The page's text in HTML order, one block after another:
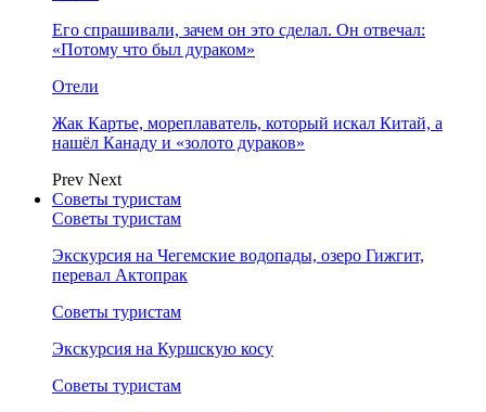
Его спрашивали, зачем он это сделал. Он отвечал:
«Потому что был дураком»
Отели
Жак Картье, мореплаватель, который искал Китай, а
нашёл Канаду и «золото дураков»
Prev Next
Советы туристам
Советы туристам
Экскурсия на Чегемские водопады, озеро Гижгит,
перевал Актопрак
Советы туристам
Экскурсия на Куршскую косу
Советы туристам